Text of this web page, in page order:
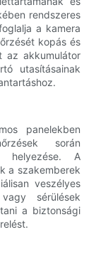
rendszeres
a kamera
kopás és
az akkumulátor
utasításainak
panelekben
során
helyezése. A
a szakemberek
veszélyes
sérülések
a biztonsági